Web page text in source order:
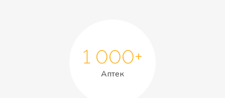
1 000+
Аптек